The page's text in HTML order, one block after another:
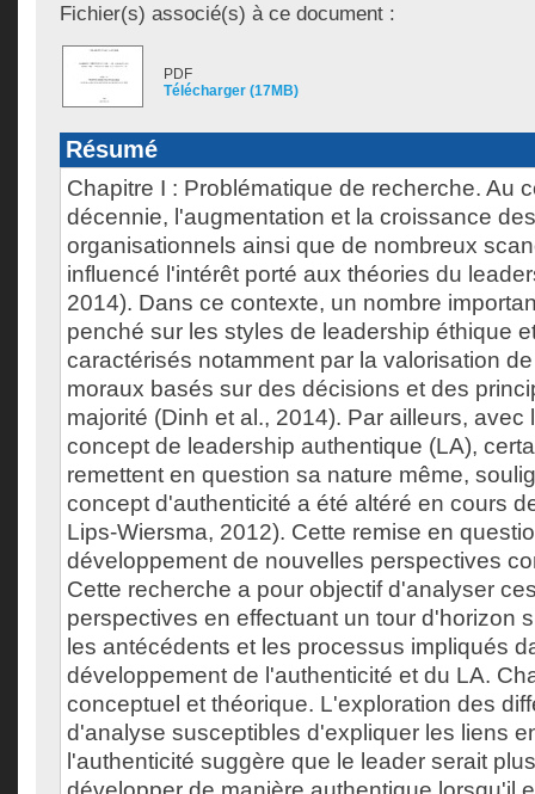
Fichier(s) associé(s) à ce document :
PDF
Télécharger (17MB)
Résumé
Chapitre I : Problématique de recherche. Au
décennie, l'augmentation et la croissance
organisationnels ainsi que de nombreux
influencé l'intérêt porté aux théories du
2014). Dans ce contexte, un nombre
penché sur les styles de leadership éthique
caractérisés notamment par la valorisation
moraux basés sur des décisions et des
majorité (Dinh et al., 2014). Par ailleurs, avec
concept de leadership authentique (LA),
remettent en question sa nature même,
concept d'authenticité a été altéré en cours
Lips-Wiersma, 2012). Cette remise en
développement de nouvelles perspectives
Cette recherche a pour objectif d'analyser
perspectives en effectuant un tour d'horizon
les antécédents et les processus impliqués
développement de l'authenticité et du LA.
conceptuel et théorique. L'exploration des
d'analyse susceptibles d'expliquer les liens
l'authenticité suggère que le leader serait